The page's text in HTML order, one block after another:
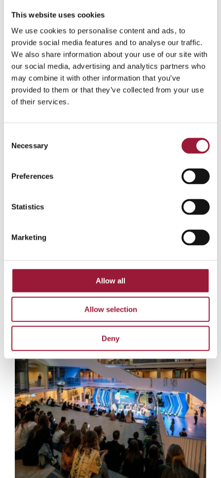
This website uses cookies
We use cookies to personalise content and ads, to
provide social media features and to analyse our traffic.
We also share information about your use of our site with
our social media, advertising and analytics partners who
may combine it with other information that you’ve
provided to them or that they’ve collected from your use
of their services.
Selection
Necessary
Preferences
Statistics
Marketing
Allow all
Allow selection
Deny
TechChillカンファレンス
TechChill conference at Hanzas perons
JPG形式
TechHubビジネスカンファレンス